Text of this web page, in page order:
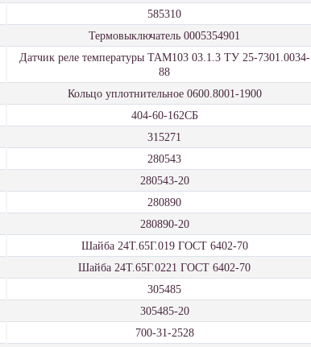
585310
Термовыключатель 0005354901
Датчик реле температуры ТАМ103 03.1.3 ТУ 25-7301.0034-
88
Кольцо уплотнительное 0600.8001-1900
404-60-162СБ
315271
280543
280543-20
280890
280890-20
Шайба 24Т.65Г.019 ГОСТ 6402-70
Шайба 24Т.65Г.0221 ГОСТ 6402-70
305485
305485-20
700-31-2528